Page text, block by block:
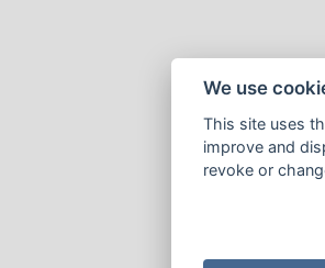
We use
This site uses
improve and
revoke or